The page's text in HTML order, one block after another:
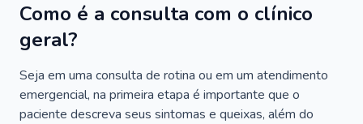
Como é a consulta com o clínico
geral?
Seja em uma consulta de rotina ou em um atendimento
emergencial, na primeira etapa é importante que o
paciente descreva seus sintomas e queixas, além do